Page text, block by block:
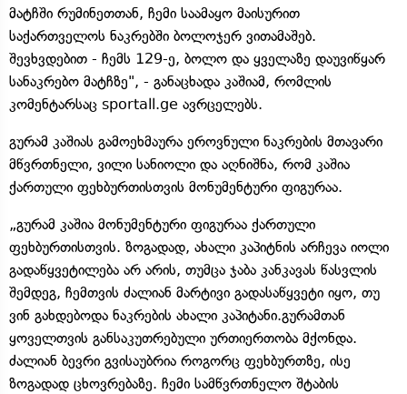
მატჩში რუმინეთთან, ჩემი საამაყო მაისურით
საქართველოს ნაკრებში ბოლოჯერ ვითამაშებ.
შევხვდებით - ჩემს 129-ე, ბოლო და ყველაზე დაუვიწყარ
სანაკრებო მატჩზე", - განაცხადა კაშიამ, რომლის
კომენტარსაც sportall.ge ავრცელებს.
გურამ კაშიას გამოეხმაურა ეროვნული ნაკრების მთავარი
მწვრთნელი, ვილი სანიოლი და აღნიშნა, რომ კაშია
ქართული ფეხბურთისთვის მონუმენტური ფიგურაა.
„გურამ კაშია მონუმენტური ფიგურაა ქართული
ფეხბურთისთვის. ზოგადად, ახალი კაპიტნის არჩევა იოლი
გადაწყვეტილება არ არის, თუმცა ჯაბა კანკავას წასვლის
შემდეგ, ჩემთვის ძალიან მარტივი გადასაწყვეტი იყო, თუ
ვინ გახდებოდა ნაკრების ახალი კაპიტანი.გურამთან
ყოველთვის განსაკუთრებული ურთიერთობა მქონდა.
ძალიან ბევრი გვისაუბრია როგორც ფეხბურთზე, ისე
ზოგადად ცხოვრებაზე. ჩემი სამწვრთნელო შტაბის